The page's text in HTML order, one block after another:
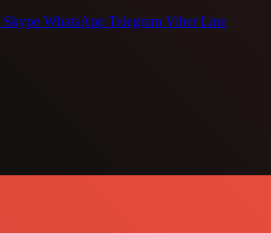
Skype WhatsApp Telegram Viber Line